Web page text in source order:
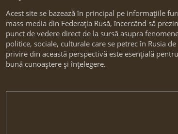
Acest site se bazează în principal pe informațiile
mass-media din Federația Rusă, încercând să
punct de vedere direct de la sursă asupra
politice, sociale, culturale care se petrec în Rusia de
privire din această perspectivă este esențială
bună cunoaștere și înțelegere.